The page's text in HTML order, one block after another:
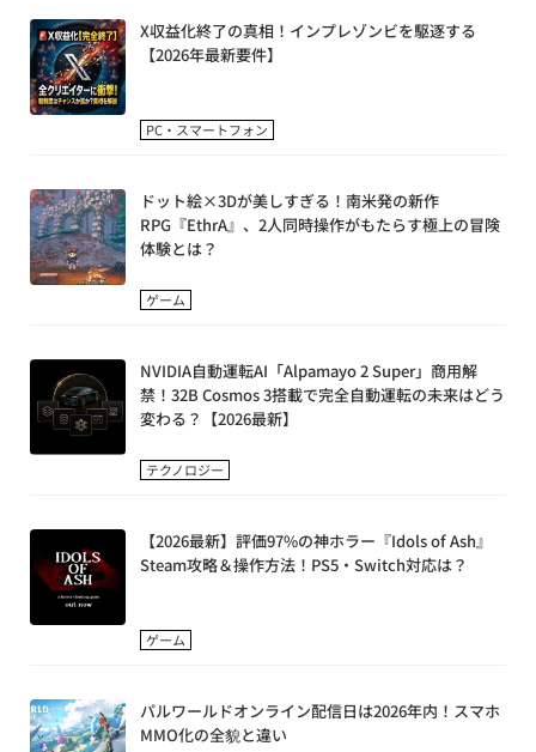
X収益化終了の真相！インプレゾンビを駆逐する
【2026年最新要件】
PC・スマートフォン
ドット絵×3Dが美しすぎる！南米発の新作
RPG『EthrA』、2人同時操作がもたらす極上の冒険
体験とは？
ゲーム
NVIDIA自動運転AI「Alpamayo 2 Super」商用解
禁！32B Cosmos 3搭載で完全自動運転の未来はどう
変わる？【2026最新】
テクノロジー
【2026最新】評価97%の神ホラー『Idols of Ash』
Steam攻略＆操作方法！PS5・Switch対応は？
ゲーム
パルワールドオンライン配信日は2026年内！スマホ
MMO化の全貌と違い